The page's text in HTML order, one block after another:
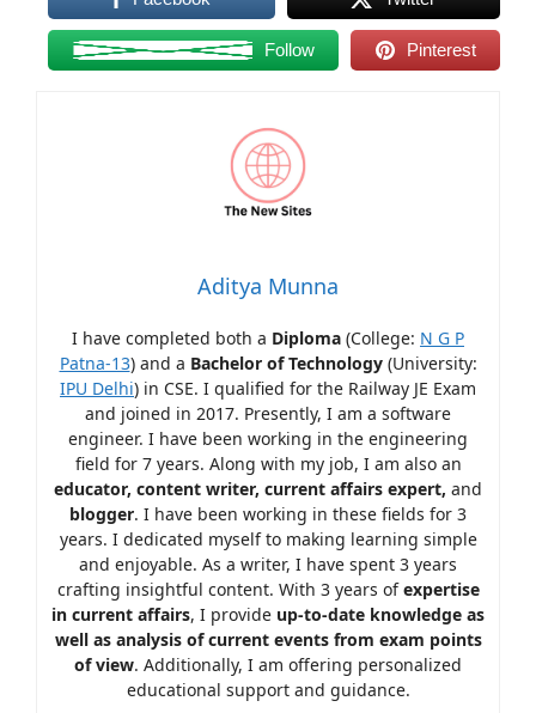
Follow Pinterest
Aditya Munna
I have completed both a Diploma (College: N G P
Patna-13) and a Bachelor of Technology(University:
IPU Delhi) in CSE. I qualified for the Railway JE Exam
and joined in 2017. Presently, I am a software
engineer. I have been working in the engineering
field for 7 years. Along with my job, I am also an
educator, content writer, current affairs expert, and
blogger. I have been working in these fields for 3
years. I dedicated myself to making learning simple
and enjoyable. As a writer, I have spent 3 years
crafting insightful content. With 3 years ofexpertise
in current affairs, I provide up-to-date knowledge as
well as analysis of current events from exam points
of view. Additionally, I am offering personalized
educational support and guidance.